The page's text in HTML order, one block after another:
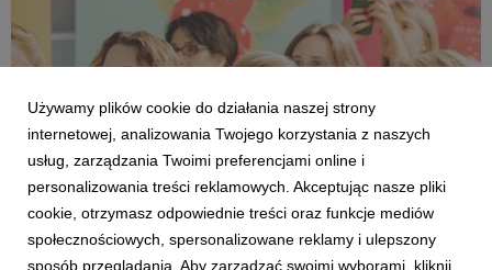
DLA HANDLU
Używamy plików cookie do działania naszej strony
internetowej, analizowania Twojego korzystania z naszych
usług, zarządzania Twoimi preferencjami online i
personalizowania treści reklamowych. Akceptując nasze pliki
cookie, otrzymasz odpowiednie treści oraz funkcje mediów
społecznościowych, spersonalizowane reklamy i ulepszony
sposób przeglądania. Aby zarządzać swoimi wyborami, kliknij